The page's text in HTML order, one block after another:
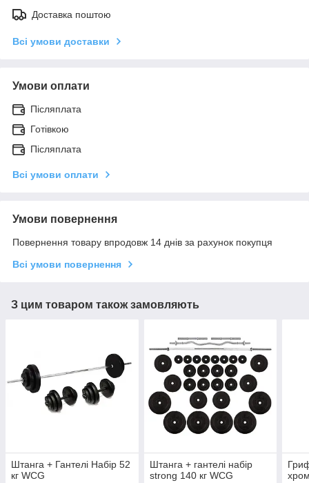
Доставка поштою
Всі умови доставки
Умови оплати
Післяплата
Готівкою
Післяплата
Всі умови оплати
Умови повернення
Повернення товару впродовж 14 днів за рахунок покупця
Всі умови повернення
З цим товаром також замовляють
Штанга + Гантелі Набір 52
кг WCG
Штанга + гантелі набір
strong 140 кг WCG